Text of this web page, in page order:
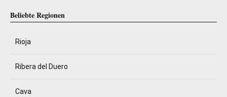
Beliebte Regionen
Rioja
Ribera del Duero
Cava